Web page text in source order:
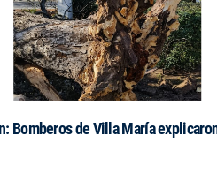
Bomberos de Villa María